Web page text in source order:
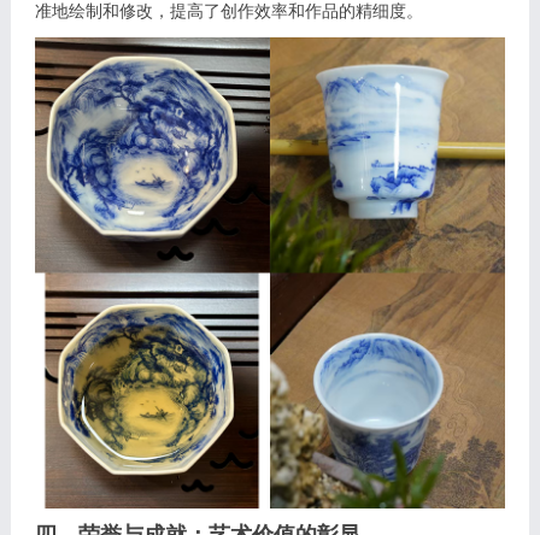
准地绘制和修改，提高了创作效率和作品的精细度。